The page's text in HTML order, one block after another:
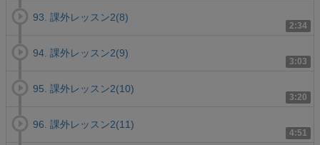
2:34
93. 課外レッスン2(8)
3:03
94. 課外レッスン2(9)
3:20
95. 課外レッスン2(10)
4:51
96. 課外レッスン2(11)